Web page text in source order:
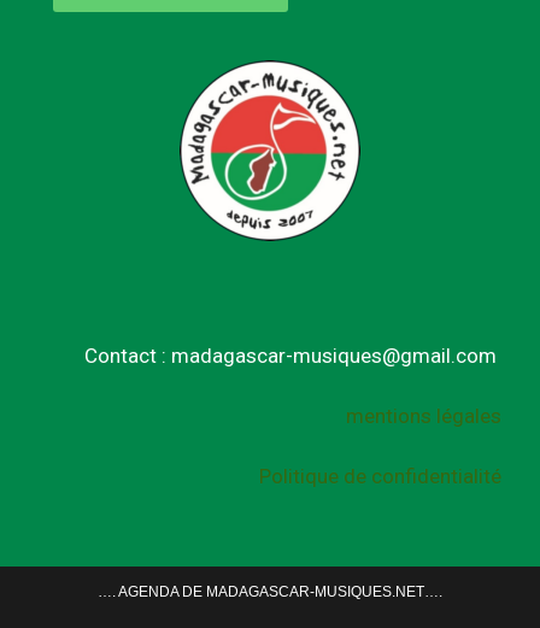
Contact : madagascar-musiques@gmail.com
mentions légales
Politique de confidentialité
…. AGENDA DE MADAGASCAR-MUSIQUES.NET….